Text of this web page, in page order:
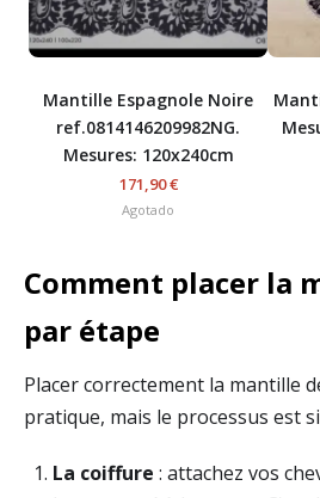
Mantille Espagnole Noire
ref.0814146209982NG.
Mesures: 120x240cm
171,90 €
Agotado
Comment placer la
par étape
Placer correctement la mantille
pratique, mais le processus est
La coiffure : attachez vos